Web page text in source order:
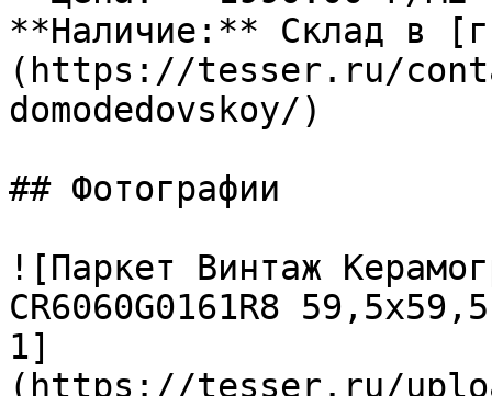
**Наличие:** Склад в
(https://tesser.ru/
domodedovskoy/)
## Фотографии
![Паркет Винтаж
CR6060G0161R8
1]
(https://tesser.ru/